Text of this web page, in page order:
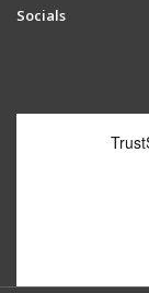
Socials